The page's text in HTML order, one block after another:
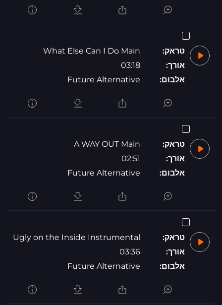
טראק:
What Else Can I Do Main
אורך:
03:18
אלבום:
Future Alternative
טראק:
A WAY OUT Main
אורך:
02:51
אלבום:
Future Alternative
טראק:
Ugly on the Inside Instrumental
אורך:
03:36
אלבום:
Future Alternative